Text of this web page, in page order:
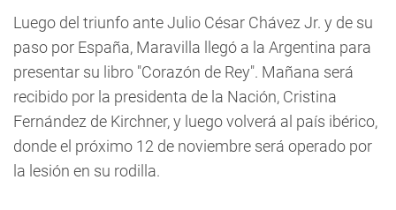
Luego del triunfo ante Julio César Chávez Jr. y de su
paso por España, Maravilla llegó a la Argentina para
presentar su libro "Corazón de Rey". Mañana será
recibido por la presidenta de la Nación, Cristina
Fernández de Kirchner, y luego volverá al país ibérico,
donde el próximo 12 de noviembre será operado por
la lesión en su rodilla.